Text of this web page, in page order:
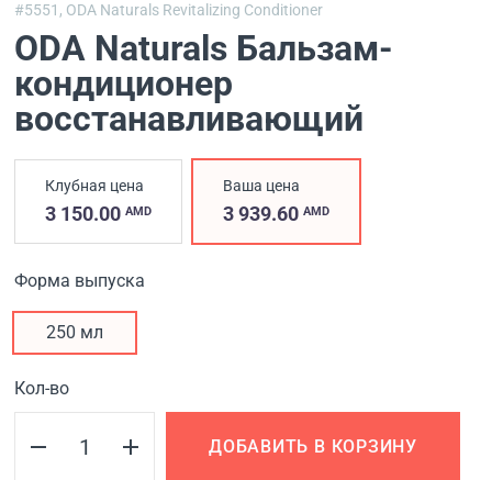
#5551, ODA Naturals Revitalizing Conditioner
ODA Naturals Бальзам-
кондиционер
восстанавливающий
Клубная цена
3 150.00 AMD
Ваша цена
3 939.60AMD
Форма выпуска
250 мл
Кол-во
ДОБАВИТЬ В КОРЗИНУ